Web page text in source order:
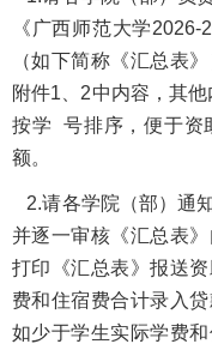
《广西师范大学
（如下简称《汇总表
附件1、2中内容，其
按学 号排序，便于资
额。
2.请各学院（部）通
并逐一审核《汇总表
打印《汇总表》报送
费和住宿费合计录入
如少于学生实际学费